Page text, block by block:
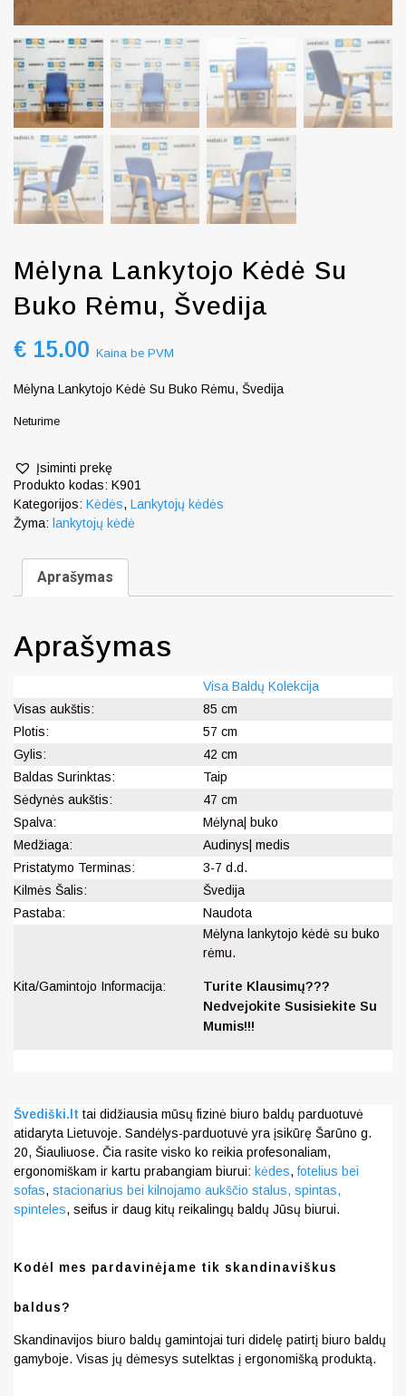
Mėlyna Lankytojo Kėdė Su
Buko Rėmu, Švedija
€ 15.00 Kaina be PVM
Mėlyna Lankytojo Kėdė Su Buko Rėmu, Švedija
Neturime
Įsiminti prekę
Produkto kodas: K901
Kategorijos: Kėdės, Lankytojų kėdės
Žyma: lankytojų kėdė
Aprašymas
Aprašymas
Visa Baldų Kolekcija
Visas aukštis:
85 cm
Plotis:
57 cm
Gylis:
42 cm
Baldas Surinktas:
Taip
Sėdynės aukštis:
47 cm
Spalva:
Mėlyna| buko
Medžiaga:
Audinys| medis
Pristatymo Terminas:
3-7 d.d.
Kilmės Šalis:
Švedija
Pastaba:
Naudota
Kita/Gamintojo Informacija:
Mėlyna lankytojo kėdė su buko
rėmu.
Turite Klausimų???
Nedvejokite Susisiekite Su
Mumis!!!
Švediški.lt tai didžiausia mūsų fizinė biuro baldų parduotuvė
atidaryta Lietuvoje. Sandėlys-parduotuvė yra įsikūrę Šarūno g.
20, Šiauliuose. Čia rasite visko ko reikia profesonaliam,
ergonomiškam ir kartu prabangiam biurui: kėdes,fotelius bei
sofas, stacionarius bei kilnojamo aukščio stalus, spintas,
spinteles, seifus ir daug kitų reikalingų baldų Jūsų biurui.
Kodėl mes pardavinėjame tik skandinaviškus
baldus?
Skandinavijos biuro baldų gamintojai turi didelę patirtį biuro baldų
gamyboje. Visas jų dėmesys sutelktas į ergonomišką produktą.